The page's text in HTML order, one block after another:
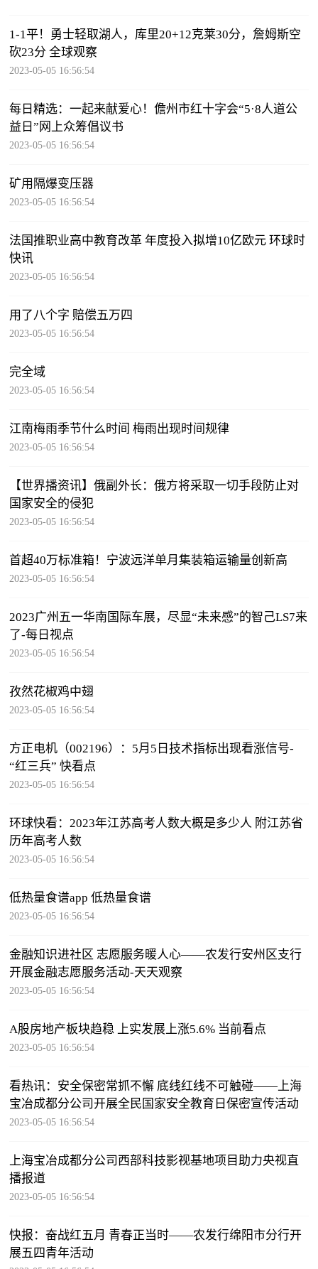
1-1平！勇士轻取湖人，库里20+12克莱30分，詹姆斯空
砍23分 全球观察
2023-05-05 16:56:54
每日精选：一起来献爱心！儋州市红十字会“5·8人道公
益日”网上众筹倡议书
2023-05-05 16:56:54
矿用隔爆变压器
2023-05-05 16:56:54
法国推职业高中教育改革 年度投入拟增10亿欧元 环球时
快讯
2023-05-05 16:56:54
用了八个字 赔偿五万四
2023-05-05 16:56:54
完全域
2023-05-05 16:56:54
江南梅雨季节什么时间 梅雨出现时间规律
2023-05-05 16:56:54
【世界播资讯】俄副外长：俄方将采取一切手段防止对
国家安全的侵犯
2023-05-05 16:56:54
首超40万标准箱！宁波远洋单月集装箱运输量创新高
2023-05-05 16:56:54
2023广州五一华南国际车展，尽显“未来感”的智己LS7来
了-每日视点
2023-05-05 16:56:54
孜然花椒鸡中翅
2023-05-05 16:56:54
方正电机（002196）：5月5日技术指标出现看涨信号-
“红三兵” 快看点
2023-05-05 16:56:54
环球快看：2023年江苏高考人数大概是多少人 附江苏省
历年高考人数
2023-05-05 16:56:54
低热量食谱app 低热量食谱
2023-05-05 16:56:54
金融知识进社区 志愿服务暖人心——农发行安州区支行
开展金融志愿服务活动-天天观察
2023-05-05 16:56:54
A股房地产板块趋稳 上实发展上涨5.6% 当前看点
2023-05-05 16:56:54
看热讯：安全保密常抓不懈 底线红线不可触碰——上海
宝冶成都分公司开展全民国家安全教育日保密宣传活动
2023-05-05 16:56:54
上海宝冶成都分公司西部科技影视基地项目助力央视直
播报道
2023-05-05 16:56:54
快报：奋战红五月 青春正当时——农发行绵阳市分行开
展五四青年活动